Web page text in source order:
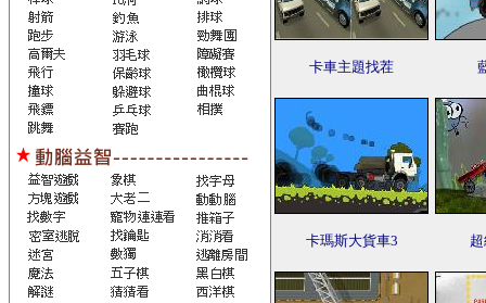
卡車主題找茬
卡瑪斯大貨車3